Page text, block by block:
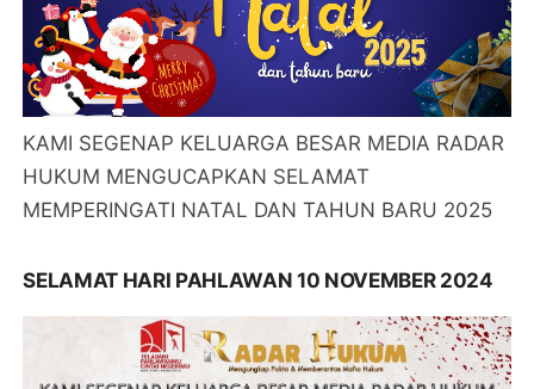
KAMI SEGENAP KELUARGA BESAR MEDIA RADAR
HUKUM MENGUCAPKAN SELAMAT
MEMPERINGATI NATAL DAN TAHUN BARU 2025
SELAMAT HARI PAHLAWAN 10 NOVEMBER 2024